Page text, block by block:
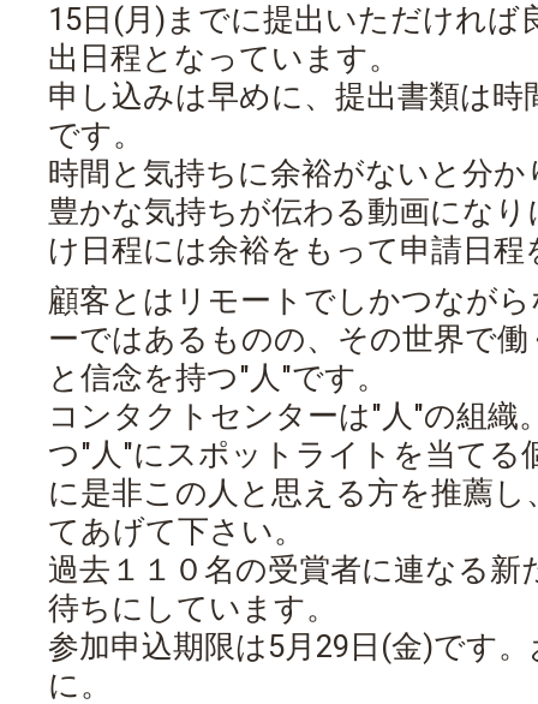
15日(月)までに提出いただければ
出日程となっています。
申し込みは早めに、提出書類は
です。
時間と気持ちに余裕がないと分
豊かな気持ちが伝わる動画にな
け日程には余裕をもって申請日
顧客とはリモートでしかつなが
ーではあるものの、その世界で
と信念を持つ"人"です。
コンタクトセンターは"人"の組織
つ"人"にスポットライトを当てる
に是非この人と思える方を推薦
てあげて下さい。
過去１１０名の受賞者に連なる
待ちにしています。
参加申込期限は5月29日(金)です
に。